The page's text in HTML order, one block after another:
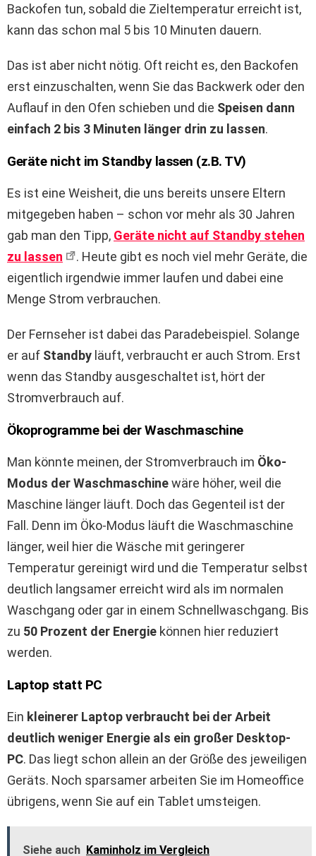
Backofen tun, sobald die Zieltemperatur erreicht ist,
kann das schon mal 5 bis 10 Minuten dauern.
Das ist aber nicht nötig. Oft reicht es, den Backofen
erst einzuschalten, wenn Sie das Backwerk oder den
Auflauf in den Ofen schieben und die Speisen dann
einfach 2 bis 3 Minuten länger drin zu lassen.
Geräte nicht im Standby lassen (z.B. TV)
Es ist eine Weisheit, die uns bereits unsere Eltern
mitgegeben haben – schon vor mehr als 30 Jahren
gab man den Tipp, Geräte nicht auf Standby stehen
zu lassen
. Heute gibt es noch viel mehr Geräte, die
eigentlich irgendwie immer laufen und dabei eine
Menge Strom verbrauchen.
Der Fernseher ist dabei das Paradebeispiel. Solange
er auf Standby läuft, verbraucht er auch Strom. Erst
wenn das Standby ausgeschaltet ist, hört der
Stromverbrauch auf.
Ökoprogramme bei der Waschmaschine
Man könnte meinen, der Stromverbrauch im Öko-
Modus der Waschmaschinewäre höher, weil die
Maschine länger läuft. Doch das Gegenteil ist der
Fall. Denn im Öko-Modus läuft die Waschmaschine
länger, weil hier die Wäsche mit geringerer
Temperatur gereinigt wird und die Temperatur selbst
deutlich langsamer erreicht wird als im normalen
Waschgang oder gar in einem Schnellwaschgang. Bis
zu 50 Prozent der Energie können hier reduziert
werden.
Laptop statt PC
Ein kleinerer Laptop verbraucht bei der Arbeit
deutlich weniger Energie als ein großer Desktop-
PC. Das liegt schon allein an der Größe des jeweiligen
Geräts. Noch sparsamer arbeiten Sie im Homeoffice
übrigens, wenn Sie auf ein Tablet umsteigen.
Siehe auch Kaminholz im Vergleich